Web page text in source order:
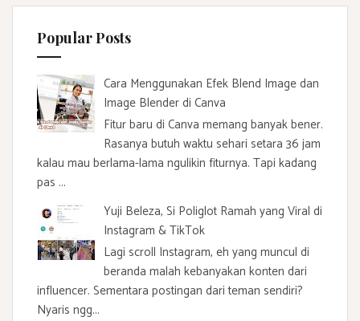
Popular Posts
Cara Menggunakan Efek Blend Image dan
Image Blender di Canva
Fitur baru di Canva memang banyak bener.
Rasanya butuh waktu sehari setara 36 jam
kalau mau berlama-lama ngulikin fiturnya. Tapi kadang
pas ...
Yuji Beleza, Si Poliglot Ramah yang Viral di
Instagram & TikTok
Lagi scroll Instagram, eh yang muncul di
beranda malah kebanyakan konten dari
influencer. Sementara postingan dari teman sendiri?
Nyaris ngg...